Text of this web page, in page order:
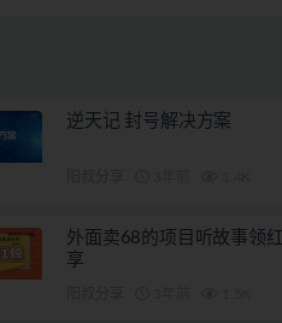
逆天记 封号解决方案
外面卖68的项目听故事领
享